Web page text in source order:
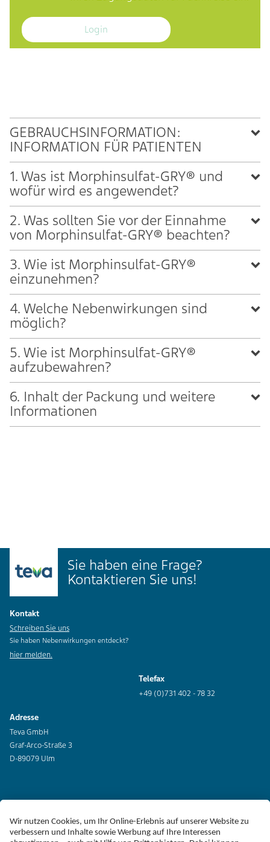
Login
GEBRAUCHSINFORMATION:
INFORMATION FÜR PATIENTEN
1. Was ist Morphinsulfat-GRY® und
wofür wird es angewendet?
2. Was sollten Sie vor der Einnahme
von Morphinsulfat-GRY® beachten?
3. Wie ist Morphinsulfat-GRY®
einzunehmen?
4. Welche Nebenwirkungen sind
möglich?
5. Wie ist Morphinsulfat-GRY®
aufzubewahren?
6. Inhalt der Packung und weitere
Informationen
Sie haben eine Frage?
Kontaktieren Sie uns!
Kontakt
Schreiben Sie uns
Sie haben Nebenwirkungen entdeckt?
hier melden.
Telefax
+49 (0)731 402 - 78 32
Adresse
Teva GmbH
Graf-Arco-Straße 3
D-89079 Ulm
Erklärung zur Barrierefreiheit
Impressum